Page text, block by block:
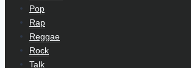
Pop
Rap
Reggae
Rock
Talk